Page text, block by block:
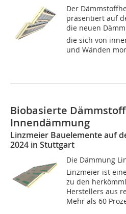
Der
präsentiert auf
die neuen
die sich von
und Wänden
Biobasierte
Innendämmung
Linzmeier Bauelemente auf
2024 in Stuttgart
Die Dämmung
Linzmeier ist
zu den
Herstellers aus
Mehr als 60